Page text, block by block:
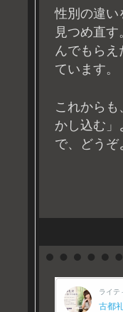
性別の違い
見つめ直
んでもら
ています。
これから
かし込む」
で、どうぞ